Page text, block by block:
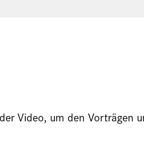
Video, um den Vorträgen